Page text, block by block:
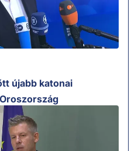
újabb katonai